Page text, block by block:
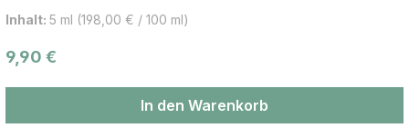
Sanft umhüllt von Lavendel fällt danach das Einschlafen nach
ist aufregend. Voll von faszinierenden, eindrucksvollen, aber
Kinder ein gesunder und entspannter Schlaf. In dieser Zeit des
Ausruhens und Kraftschöpfens können Kinder die Ereignisse des
Inhalt: 5 ml (198,00 € / 100 ml)
Regulärer Preis:
9,90 €
In den Warenkorb